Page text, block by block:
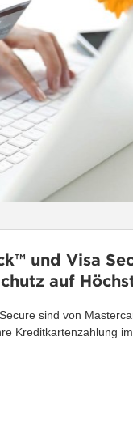
und Visa
auf
sind von
Kreditkartenzahlung